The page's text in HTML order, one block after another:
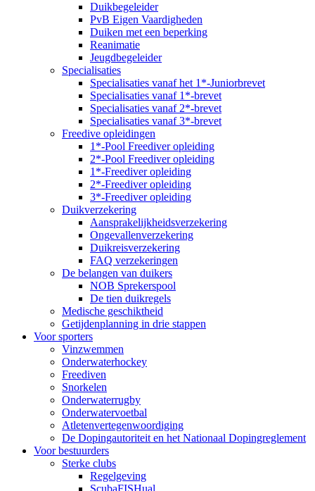
Duikbegeleider
PvB Eigen Vaardigheden
Duiken met een beperking
Reanimatie
Jeugdbegeleider
Specialisaties
Specialisaties vanaf het 1*-Juniorbrevet
Specialisaties vanaf 1*-brevet
Specialisaties vanaf 2*-brevet
Specialisaties vanaf 3*-brevet
Freedive opleidingen
1*-Pool Freediver opleiding
2*-Pool Freediver opleiding
1*-Freediver opleiding
2*-Freediver opleiding
3*-Freediver opleiding
Duikverzekering
Aansprakelijkheidsverzekering
Ongevallenverzekering
Duikreisverzekering
FAQ verzekeringen
De belangen van duikers
NOB Sprekerspool
De tien duikregels
Medische geschiktheid
Getijdenplanning in drie stappen
Voor sporters
Vinzwemmen
Onderwaterhockey
Freediven
Snorkelen
Onderwaterrugby
Onderwatervoetbal
Atletenvertegenwoordiging
De Dopingautoriteit en het Nationaal Dopingreglement
Voor bestuurders
Sterke clubs
Regelgeving
ScubaFISHual